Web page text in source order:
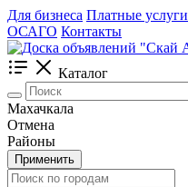
Для бизнеса Платные услуги
ОСАГО Контакты
Каталог
Махачкала
Отмена
Районы
Применить